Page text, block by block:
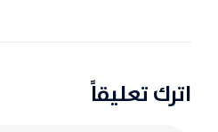
اترك تعليقاً